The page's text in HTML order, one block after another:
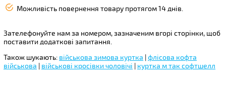
Можливість повернення товару протягом 14 днів.
Зателефонуйте нам за номером, зазначеним вгорі сторінки, щоб
поставити додаткові запитання.
Також шукають: військова зимова куртка флісова кофта
військова
військові кросівки чоловічі куртка м так софтшелл